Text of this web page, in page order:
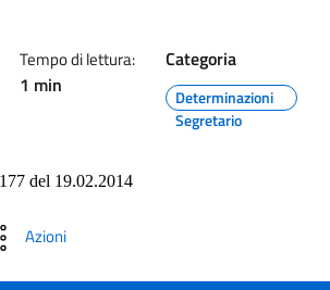
Tempo di lettura:
1 min
Categoria
Determinazioni
Segretario
del 19.02.2014
Azioni